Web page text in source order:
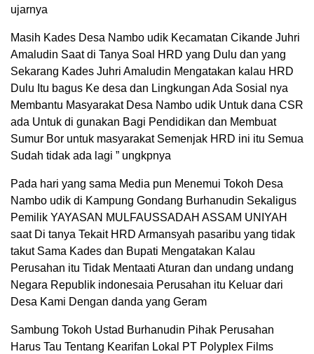
ujarnya
Masih Kades Desa Nambo udik Kecamatan Cikande Juhri
Amaludin Saat di Tanya Soal HRD yang Dulu dan yang
Sekarang Kades Juhri Amaludin Mengatakan kalau HRD
Dulu Itu bagus Ke desa dan Lingkungan Ada Sosial nya
Membantu Masyarakat Desa Nambo udik Untuk dana CSR
ada Untuk di gunakan Bagi Pendidikan dan Membuat
Sumur Bor untuk masyarakat Semenjak HRD ini itu Semua
Sudah tidak ada lagi ” ungkpnya
Pada hari yang sama Media pun Menemui Tokoh Desa
Nambo udik di Kampung Gondang Burhanudin Sekaligus
Pemilik YAYASAN MULFAUSSADAH ASSAM UNIYAH
saat Di tanya Tekait HRD Armansyah pasaribu yang tidak
takut Sama Kades dan Bupati Mengatakan Kalau
Perusahan itu Tidak Mentaati Aturan dan undang undang
Negara Republik indonesaia Perusahan itu Keluar dari
Desa Kami Dengan danda yang Geram
Sambung Tokoh Ustad Burhanudin Pihak Perusahan
Harus Tau Tentang Kearifan Lokal PT Polyplex Films